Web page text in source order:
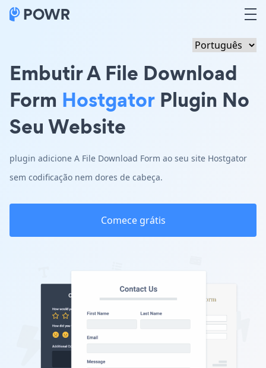
Embutir A File Download
Form Hostgator Plugin No
Seu Website
plugin adicione A File Download Form ao seu site Hostgator
sem codificação nem dores de cabeça.
Comece grátis